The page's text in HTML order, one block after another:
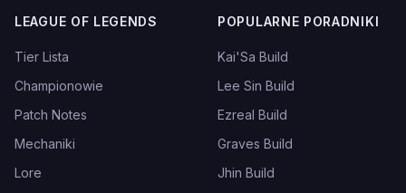
LEAGUE OF LEGENDS
Tier Lista
Championowie
Patch Notes
Mechaniki
Lore
POPULARNE PORADNIKI
Kai'Sa Build
Lee Sin Build
Ezreal Build
Graves Build
Jhin Build